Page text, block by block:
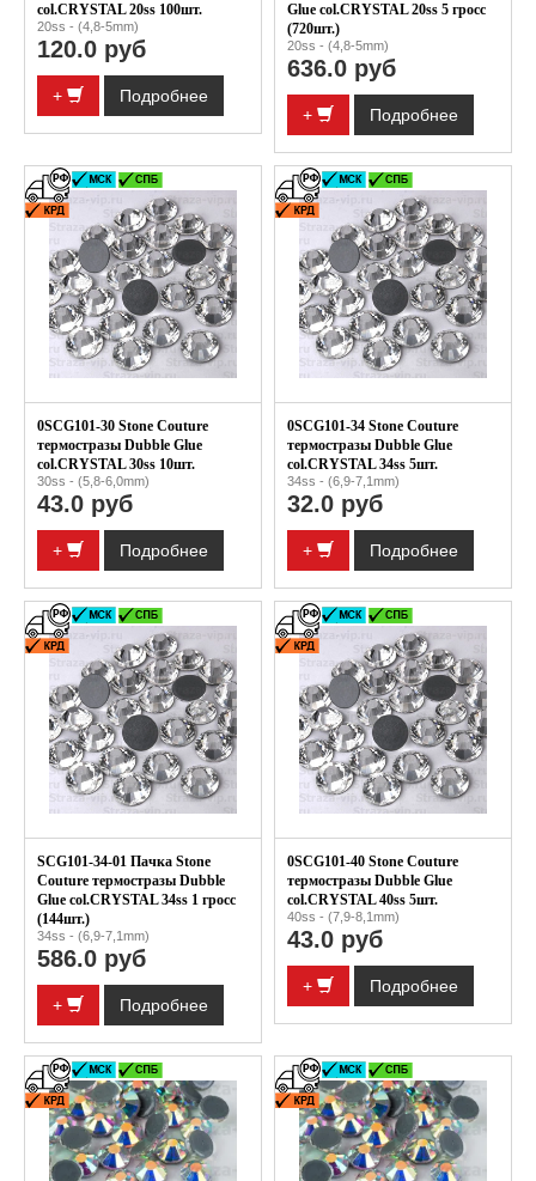
col.CRYSTAL 20ss 100шт.
20ss - (4,8-5mm)
120.0 руб
+ Подробнее
Glue col.CRYSTAL 20ss 5 гросс
(720шт.)
20ss - (4,8-5mm)
636.0 руб
+ Подробнее
0SCG101-30 Stone Couture
термостразы Dubble Glue
col.CRYSTAL 30ss 10шт.
30ss - (5,8-6,0mm)
43.0 руб
+ Подробнее
0SCG101-34 Stone Couture
термостразы Dubble Glue
col.CRYSTAL 34ss 5шт.
34ss - (6,9-7,1mm)
32.0 руб
+ Подробнее
SCG101-34-01 Пачка Stone
Couture термостразы Dubble
Glue col.CRYSTAL 34ss 1 гросс
(144шт.)
34ss - (6,9-7,1mm)
586.0 руб
+ Подробнее
0SCG101-40 Stone Couture
термостразы Dubble Glue
col.CRYSTAL 40ss 5шт.
40ss - (7,9-8,1mm)
43.0 руб
+ Подробнее